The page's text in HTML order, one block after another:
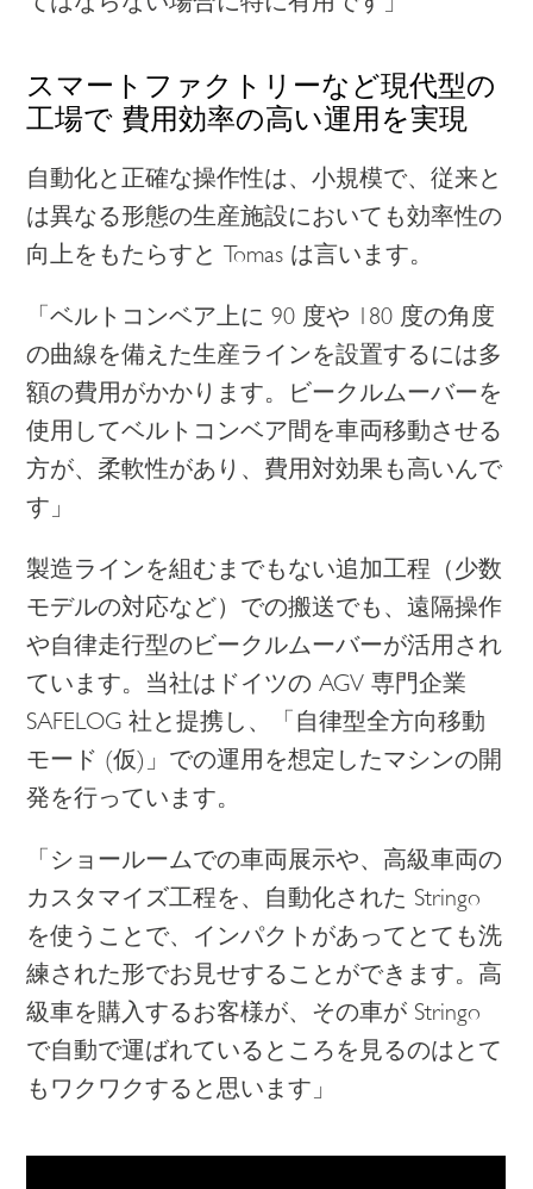
スマートファクトリーなど現代型の
工場で 費用効率の高い運用を実現
自動化と正確な操作性は、小規模で、従来と
は異なる形態の生産施設においても効率性の
向上をもたらすと Tomas は言います。
「ベルトコンベア上に 90 度や 180 度の角度
の曲線を備えた生産ラインを設置するには多
額の費用がかかります。ビークルムーバーを
使用してベルトコンベア間を車両移動させる
方が、柔軟性があり、費用対効果も高いんで
す」
製造ラインを組むまでもない追加工程（少数
モデルの対応など）での搬送でも、遠隔操作
や自律走行型のビークルムーバーが活用され
ています。当社はドイツのAGV専門企業
SAFELOG社と提携し、「自律型全方向移動
モード (仮) 」での運用を想定したマシンの開
発を行っています。
「ショールームでの車両展示や、高級車両の
カスタマイズ工程を、自動化された Stringo
を使うことで、インパクトがあってとても洗
練された形でお見せすることができます。高
級車を購入するお客様が、その車が Stringo
で自動で運ばれているところを見るのはとて
もワクワクすると思います」